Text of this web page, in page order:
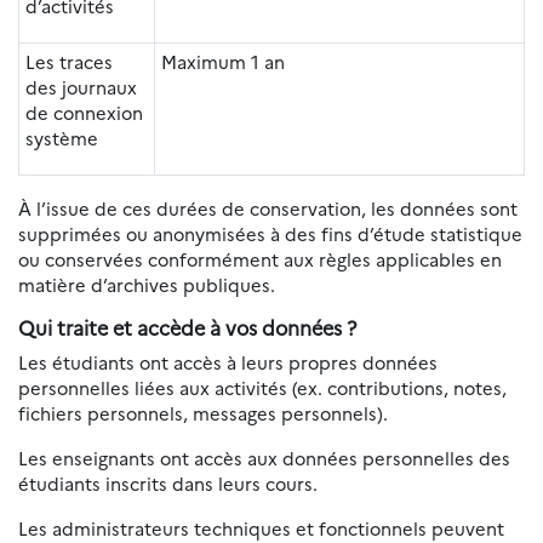
d’activités
Les traces
des journaux
de connexion
système
Maximum 1 an
À l’issue de ces durées de conservation, les données sont
supprimées ou anonymisées à des fins d’étude statistique
ou conservées conformément aux règles applicables en
matière d’archives publiques.
Qui traite et accède à vos données ?
Les étudiants ont accès à leurs propres données
personnelles liées aux activités (ex. contributions, notes,
fichiers personnels, messages personnels).
Les enseignants ont accès aux données personnelles des
étudiants inscrits dans leurs cours.
Les administrateurs techniques et fonctionnels peuvent